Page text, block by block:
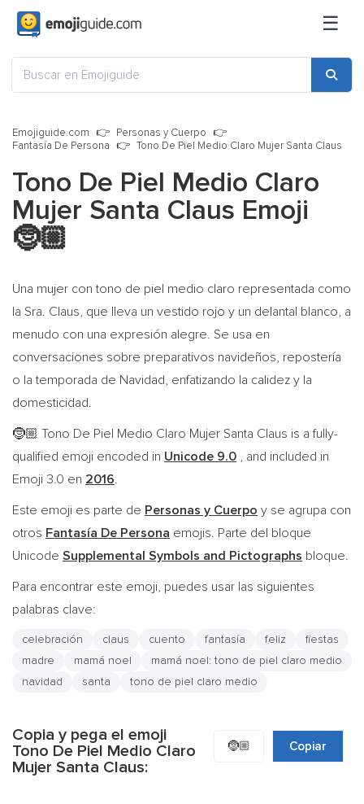
☰
Emojiguide.com
Personas y Cuerpo
Fantasía De Persona
Tono De Piel Medio Claro Mujer Santa Claus
Tono De Piel Medio Claro
Mujer Santa Claus Emoji
🤶🏼
Una mujer con tono de piel medio claro representada como
la Sra. Claus, que lleva un vestido rojo y un delantal blanco, a
menudo con una expresión alegre. Se usa en
conversaciones sobre preparativos navideños, repostería
o la temporada de Navidad, enfatizando la calidez y la
domesticidad.
🤶🏼 Tono De Piel Medio Claro Mujer Santa Claus is a fully-
qualified emoji encoded in Unicode 9.0 , and included in
Emoji 3.0 en 2016.
Este emoji es parte de Personas y Cuerpo y se agrupa con
otros Fantasía De Persona emojis. Parte del bloque
Unicode Supplemental Symbols and Pictographs bloque.
Para encontrar este emoji, puedes usar las siguientes
palabras clave:
celebración claus cuento fantasía feliz
fiestas
madre
mamá noel
mamá noel: tono de piel claro medio
navidad
santa tono de piel claro medio
Copia y pega el emoji
Tono De Piel Medio Claro
Mujer Santa Claus:
🤶🏼 Copiar